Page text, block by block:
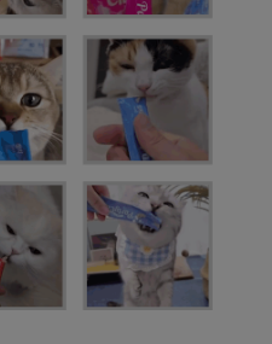
구매